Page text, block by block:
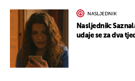
NASLJEDNIK
Nasljednik:
udaje se za dva